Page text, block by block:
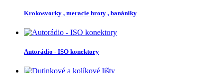
Krokosvorky , meracie hroty , banániky
Autorádio - ISO konektory